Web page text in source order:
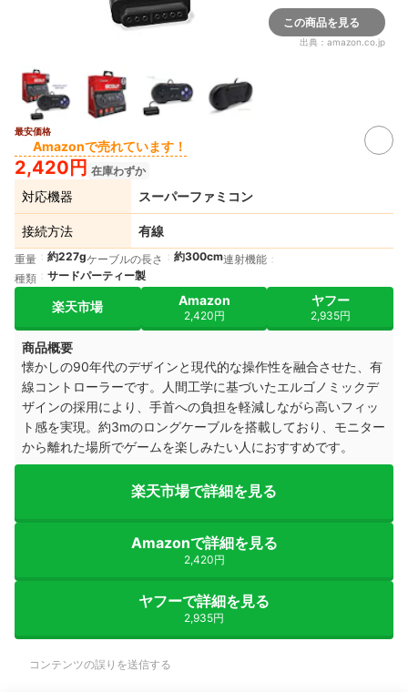
この商品を見る
出典： amazon.co.jp
最安価格
Amazonで売れています！
2,420円 在庫わずか
対応機器 スーパーファミコン
接続方法 有線
重量 約227gケーブルの長さ 約300cm連射機能
種類
サードパーティー製
楽天市場 Amazon
2,420円
ヤフー
2,935円
商品概要
懐かしの90年代のデザインと現代的な操作性を融合させた、有
線コントローラーです。人間工学に基づいたエルゴノミックデ
ザインの採用により、手首への負担を軽減しながら高いフィッ
ト感を実現。約3mのロングケーブルを搭載しており、モニター
から離れた場所でゲームを楽しみたい人におすすめです。
楽天市場で詳細を見る
Amazonで詳細を見る
2,420円
ヤフーで詳細を見る
2,935円
コンテンツの誤りを送信する